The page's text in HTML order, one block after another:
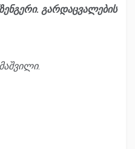
გარდაცვალების
.